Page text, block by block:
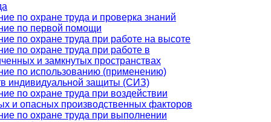
по охране труда и проверка знаний
по первой помощи
по охране труда при работе на высоте
по охране труда при работе в
и замкнутых пространствах
по использованию (применению)
индивидуальной защиты (СИЗ)
по охране труда при воздействии
и опасных производственных факторов
по охране труда при выполнении